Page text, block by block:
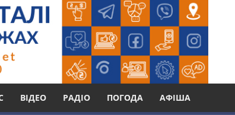
ВІДЕО РАДІО ПОГОДА АФІША
кодексу